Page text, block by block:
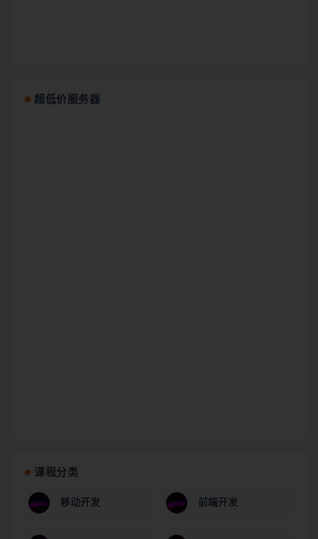
超低价服务器
课程分类
移动开发 前端开发